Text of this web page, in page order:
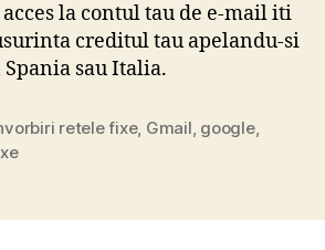
la contul tau de e-mail iti
creditul tau apelandu-si
sau Italia.
retele fixe, Gmail, google,